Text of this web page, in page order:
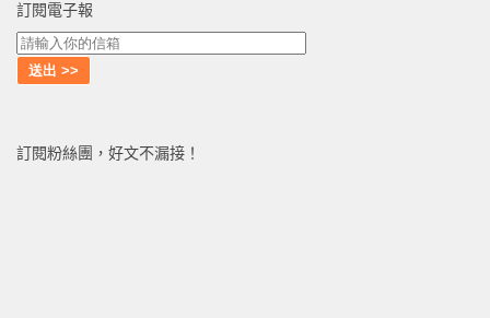
訂閱電子報
訂閱粉絲團，好文不漏接！